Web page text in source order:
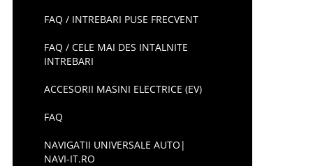
FAQ / INTREBARI PUSE FRECVENT
FAQ / CELE MAI DES INTALNITE
INTREBARI
ACCESORII MASINI ELECTRICE (EV)
FAQ
NAVIGATII UNIVERSALE AUTO|
NAVI-IT.RO